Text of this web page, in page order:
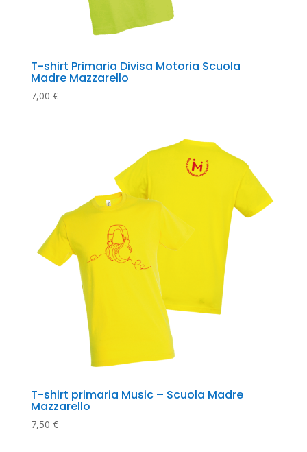
T-shirt Primaria Divisa Motoria Scuola
Madre Mazzarello
7,00 €
T-shirt primaria Music – Scuola Madre
Mazzarello
7,50 €